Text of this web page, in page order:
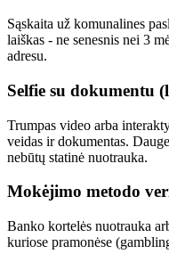
Sąskaita už komunalines
laiškas - ne senesnis nei 3
adresu.
Selfie su dokumentu
Trumpas video arba
veidas ir dokumentas.
nebūtų statinė nuotrauka.
Mokėjimo metodo
Banko kortelės nuotrauka
kuriose pramonėse